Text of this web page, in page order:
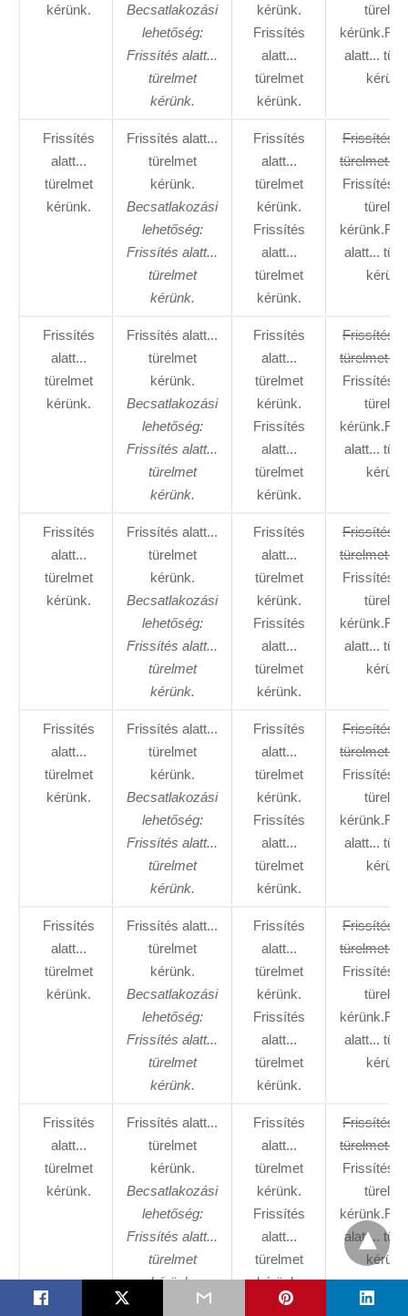
kérünk.
Becsatlakozási
lehetőség:
Frissítés alatt...
türelmet
kérünk.
kérünk.
Frissítés
alatt...
türelmet
kérünk.
alatt...
Frissítés
alatt...
türelmet
kérünk.
Frissítés alatt...
türelmet
kérünk.
Becsatlakozási
lehetőség:
Frissítés alatt...
türelmet
kérünk.
Frissítés
alatt...
türelmet
kérünk.
Frissítés
alatt...
türelmet
kérünk.
Frissítés
türelmet
Frissítés
alatt...
Frissítés
alatt...
türelmet
kérünk.
Frissítés alatt...
türelmet
kérünk.
Becsatlakozási
lehetőség:
Frissítés alatt...
türelmet
kérünk.
Frissítés
alatt...
türelmet
kérünk.
Frissítés
alatt...
türelmet
kérünk.
Frissítés
türelmet
Frissítés
alatt...
Frissítés
alatt...
türelmet
kérünk.
Frissítés alatt...
türelmet
kérünk.
Becsatlakozási
lehetőség:
Frissítés alatt...
türelmet
kérünk.
Frissítés
alatt...
türelmet
kérünk.
Frissítés
alatt...
türelmet
kérünk.
Frissítés
türelmet
Frissítés
alatt...
Frissítés
alatt...
türelmet
kérünk.
Frissítés alatt...
türelmet
kérünk.
Becsatlakozási
lehetőség:
Frissítés alatt...
türelmet
kérünk.
Frissítés
alatt...
türelmet
kérünk.
Frissítés
alatt...
türelmet
kérünk.
Frissítés
türelmet
Frissítés
alatt...
Frissítés
alatt...
türelmet
kérünk.
Frissítés alatt...
türelmet
kérünk.
Becsatlakozási
lehetőség:
Frissítés alatt...
türelmet
kérünk.
Frissítés
alatt...
türelmet
kérünk.
Frissítés
alatt...
türelmet
kérünk.
Frissítés
türelmet
Frissítés
alatt...
Frissítés
alatt...
türelmet
kérünk.
Frissítés alatt...
türelmet
kérünk.
Becsatlakozási
lehetőség:
Frissítés alatt...
türelmet
kérünk.
Frissítés
alatt...
türelmet
kérünk.
Frissítés
alatt...
türelmet
kérünk.
Frissítés
türelmet
Frissítés
alatt...